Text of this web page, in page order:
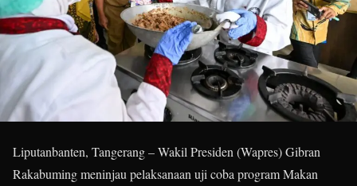
Liputanbanten, Tangerang – Wakil Presiden (Wapres) Gibran
Rakabuming meninjau pelaksanaan uji coba program Makan